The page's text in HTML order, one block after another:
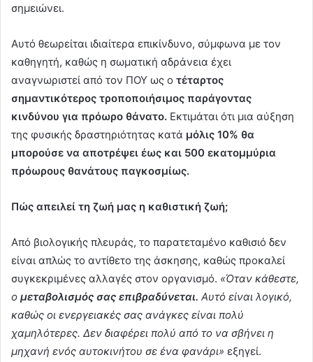
σημειώνει.
Αυτό θεωρείται ιδιαίτερα επικίνδυνο, σύμφωνα με τον
καθηγητή, καθώς η σωματική αδράνεια έχει
αναγνωριστεί από τον ΠΟΥ ως ο τέταρτος
σημαντικότερος τροποποιήσιμος παράγοντας
κινδύνου για πρόωρο θάνατο. Εκτιμάται ότι μια αύξηση
της φυσικής δραστηριότητας κατά μόλις 10% θα
μπορούσε να αποτρέψει έως και 500 εκατομμύρια
πρόωρους θανάτους παγκοσμίως.
Πώς απειλεί τη ζωή μας η καθιστική ζωή;
Από βιολογικής πλευράς, το παρατεταμένο καθισιό δεν
είναι απλώς το αντίθετο της άσκησης, καθώς προκαλεί
συγκεκριμένες αλλαγές στον οργανισμό. «Όταν κάθεστε,
ο μεταβολισμός σας επιβραδύνεται. Αυτό είναι λογικό,
καθώς οι ενεργειακές σας ανάγκες είναι πολύ
χαμηλότερες. Δεν διαφέρει πολύ από το να σβήνει η
μηχανή ενός αυτοκινήτου σε ένα φανάρι» εξηγεί.